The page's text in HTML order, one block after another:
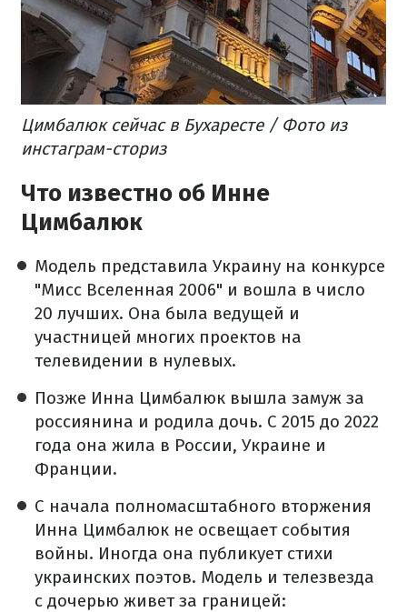
Цимбалюк сейчас в Бухаресте / Фото из
инстаграм-сториз
Что известно об Инне
Цимбалюк
Модель представила Украину на конкурсе
"Мисс Вселенная 2006" и вошла в число
20 лучших. Она была ведущей и
участницей многих проектов на
телевидении в нулевых.
Позже Инна Цимбалюк вышла замуж за
россиянина и родила дочь. С 2015 до 2022
года она жила в России, Украине и
Франции.
С начала полномасштабного вторжения
Инна Цимбалюк не освещает события
войны. Иногда она публикует стихи
украинских поэтов. Модель и телезвезда
с дочерью живет за границей: